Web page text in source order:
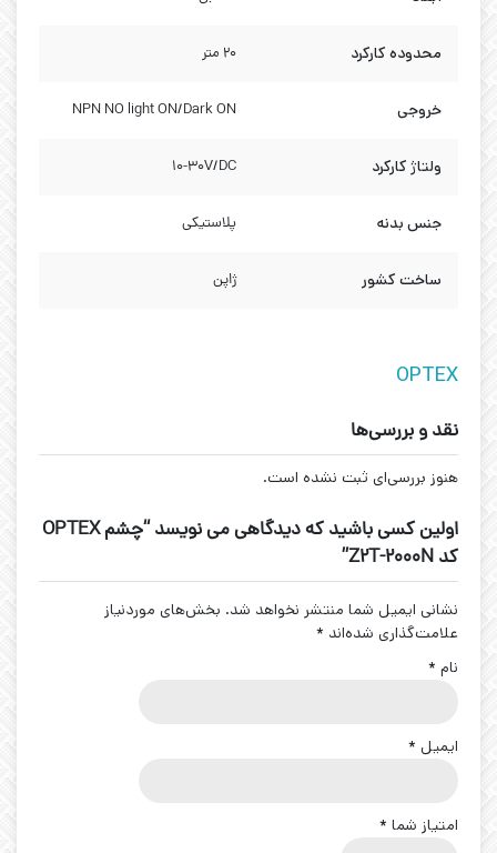
محدوده کارکرد 20 متر
خروجی NPN NO light ON/Dark ON
ولتاژ کارکرد 10-30V/DC
جنس بدنه پلاستیکی
ساخت کشور ژاپن
OPTEX
نقد و بررسی‌ها
هنوز بررسی‌ای ثبت نشده است.
اولین کسی باشید که دیدگاهی می نویسد “چشم OPTEX
کد Z2T-2000N”
نشانی ایمیل شما منتشر نخواهد شد. بخش‌های موردنیاز
علامت‌گذاری شده‌اند *
نام *
ایمیل *
امتیاز شما *